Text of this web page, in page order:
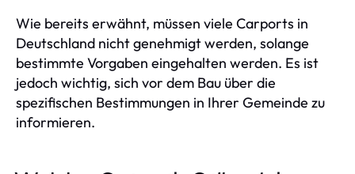
Wie bereits erwähnt, müssen viele Carports in
Deutschland nicht genehmigt werden, solange
bestimmte Vorgaben eingehalten werden. Es ist
jedoch wichtig, sich vor dem Bau über die
spezifischen Bestimmungen in Ihrer Gemeinde zu
informieren.